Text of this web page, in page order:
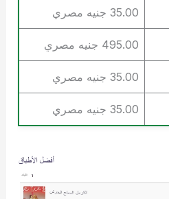
35.00 جنيه مصري
495.00 جنيه مصري
35.00 جنيه مصري
35.00 جنيه مصري